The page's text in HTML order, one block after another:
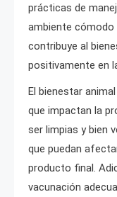
prácticas de
ambiente cómodo
contribuye al
positivamente en
El bienestar
que impactan la
ser limpias y bien
que puedan
producto final.
vacunación